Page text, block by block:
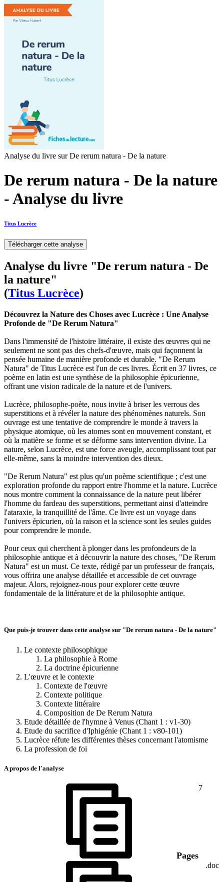
Analyse du livre sur De rerum natura - De la nature
De rerum natura - De la nature
- Analyse du livre
Titus Lucrèce
Télécharger cette analyse
Analyse du livre "De rerum natura - De
la nature"
(Titus Lucrèce)
Découvrez la Nature des Choses avec Lucrèce : Une Analyse
Profonde de "De Rerum Natura"
Dans l'immensité de l'histoire littéraire, il existe des œuvres qui ne
seulement ne sont pas des chefs-d'œuvre, mais qui façonnent la
pensée humaine de manière profonde et durable. "De Rerum
Natura" de Titus Lucrèce est l'un de ces livres. Écrit en 37 livres, ce
poème en latin est une synthèse de la philosophie épicurienne,
offrant une vision radicale de la nature et de l'univers.
Lucrèce, philosophe-poète, nous invite à briser les verrous des
superstitions et à révéler la nature des phénomènes naturels. Son
ouvrage est une tentative de comprendre le monde à travers la
physique atomique, où les atomes sont en mouvement constant, et
où la matière se forme et se déforme sans intervention divine. La
nature, selon Lucrèce, est une force aveugle, accomplissant tout par
elle-même, sans la moindre intervention des dieux.
"De Rerum Natura" est plus qu'un poème scientifique ; c'est une
exploration profonde du rapport entre l'homme et la nature. Lucrèce
nous montre comment la connaissance de la nature peut libérer
l'homme du fardeau des superstitions, permettant ainsi d'atteindre
l'ataraxie, la tranquillité de l'âme. Ce livre est un voyage dans
l'univers épicurien, où la raison et la science sont les seules guides
pour comprendre le monde.
Pour ceux qui cherchent à plonger dans les profondeurs de la
philosophie antique et à découvrir la nature des choses, "De Rerum
Natura" est un must. Ce texte, rédigé par un professeur de français,
vous offrira une analyse détaillée et accessible de cet ouvrage
majeur. Alors, rejoignez-nous pour explorer cette œuvre
fondamentale de la littérature et de la philosophie antique.
Que puis-je trouver dans cette analyse sur "De rerum natura - De la nature"
Le contexte philosophique
La philosophie à Rome
La doctrine épicurienne
L'œuvre et le contexte
Contexte de l'œuvre
Contexte politique
Contexte littéraire
Composition de De Rerum Natura
Etude détaillée de l'hymne à Venus (Chant 1 : v1-30)
Etude du sacrifice d'Iphigénie (Chant 1 : v80-101)
Lucrèce réfute les différentes thèses concernant l'atomisme
La profession de foi
A propos de l'analyse
Pages
7
.doc